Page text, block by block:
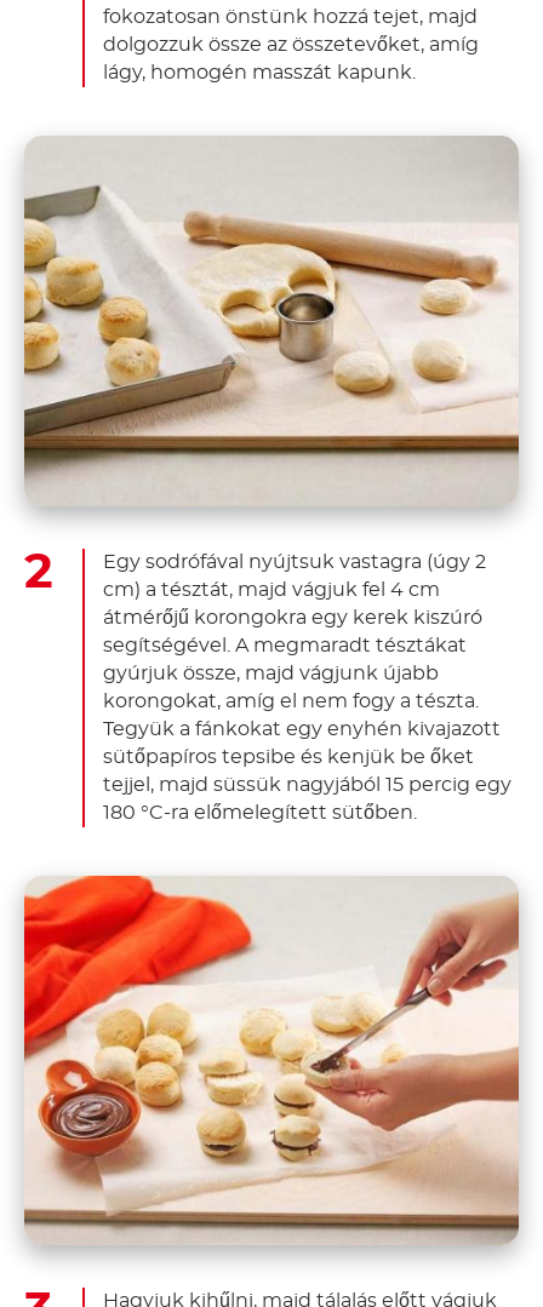
fokozatosan önstünk hozzá tejet, majd
dolgozzuk össze az összetevőket, amíg
lágy, homogén masszát kapunk.
Egy sodrófával nyújtsuk vastagra (úgy 2
cm) a tésztát, majd vágjuk fel 4 cm
átmérőjű korongokra egy kerek kiszúró
segítségével. A megmaradt tésztákat
gyúrjuk össze, majd vágjunk újabb
korongokat, amíg el nem fogy a tészta.
Tegyük a fánkokat egy enyhén kivajazott
sütőpapíros tepsibe és kenjük be őket
tejjel, majd süssük nagyjából 15 percig egy
180 °C-ra előmelegített sütőben.
Hagyjuk kihűlni, majd tálalás előtt vágjuk